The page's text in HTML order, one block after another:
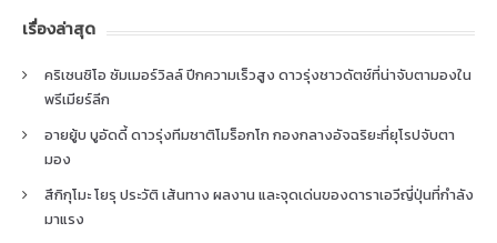
เรื่องล่าสุด
คริเซนซิโอ ซัมเมอร์วิลล์ ปีกความเร็วสูง ดาวรุ่งชาวดัตช์ที่น่าจับตามองใน
พรีเมียร์ลีก
อายยู้บ บูอัดดี้ ดาวรุ่งทีมชาติโมร็อกโก กองกลางอัจฉริยะที่ยุโรปจับตา
มอง
สึกิกุโมะ โยรุ ประวัติ เส้นทาง ผลงาน และจุดเด่นของดาราเอวีญี่ปุ่นที่กำลัง
มาแรง